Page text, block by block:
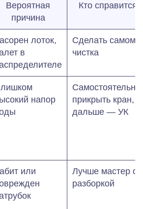
Вероятная
причина
Кто справится
лоток,
в
Сделать самому:
чистка
напор
Самостоятельно:
прикрыть кран,
дальше — УК
или
Лучше мастер с
разборкой